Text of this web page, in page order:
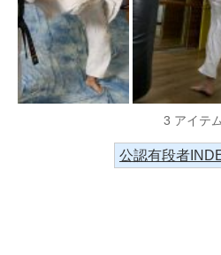
3 アイテム
公認有段者